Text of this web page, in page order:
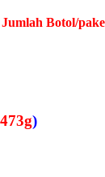
Botol/
)